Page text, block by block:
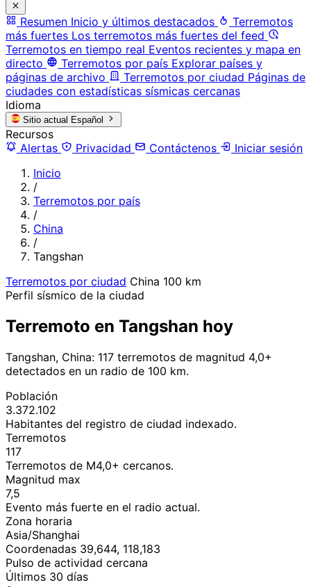
Resumen Inicio y últimos destacados
Terremotos
más fuertes Los terremotos más fuertes del feed
Terremotos en tiempo real Eventos recientes y mapa en
directo
Terremotos por país Explorar países y
páginas de archivo
Terremotos por ciudad Páginas de
ciudades con estadísticas sísmicas cercanas
Idioma
Sitio actual Español
Recursos
Alertas
Privacidad Contáctenos
Iniciar sesión
Inicio
/
Terremotos por país
/
China
/
Tangshan
Terremotos por ciudad China 100 km
Perfil sísmico de la ciudad
Terremoto en Tangshan hoy
Tangshan, China: 117 terremotos de magnitud 4,0+
detectados en un radio de 100 km.
Población
3.372.102
Habitantes del registro de ciudad indexado.
Terremotos
117
Terremotos de M4,0+ cercanos.
Magnitud max
7,5
Evento más fuerte en el radio actual.
Zona horaria
Asia/Shanghai
Coordenadas 39,644, 118,183
Pulso de actividad cercana
Últimos 30 días